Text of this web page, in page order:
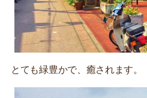
とても緑豊かで、癒されます。